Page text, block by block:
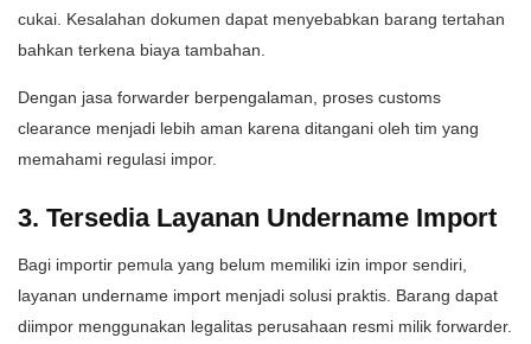
cukai. Kesalahan dokumen dapat menyebabkan barang tertahan
bahkan terkena biaya tambahan.
Dengan jasa forwarder berpengalaman, proses customs
clearance menjadi lebih aman karena ditangani oleh tim yang
memahami regulasi impor.
3. Tersedia Layanan Undername Import
Bagi importir pemula yang belum memiliki izin impor sendiri,
layanan undername import menjadi solusi praktis. Barang dapat
diimpor menggunakan legalitas perusahaan resmi milik forwarder.